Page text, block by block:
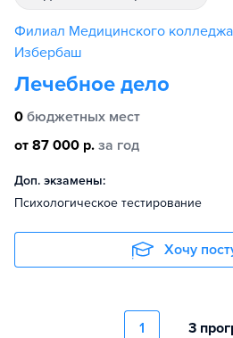
Филиал Медицинского
Избербаш
Лечебное дело
0 бюджетных мест
от 87 000 р. за год
Доп. экзамены:
Психологическое тестирование
Хочу
1 3